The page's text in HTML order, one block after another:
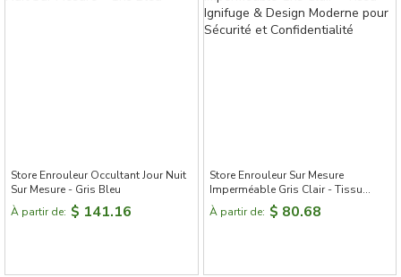
Store Enrouleur Occultant Jour Nuit
Sur Mesure - Gris Bleu
À partir de: $ 141.16
Store Enrouleur Sur Mesure
Imperméable Gris Clair - Tissu
Ignifuge & Design Moderne pour
Sécurité et Confidentialité
À partir de: $ 80.68